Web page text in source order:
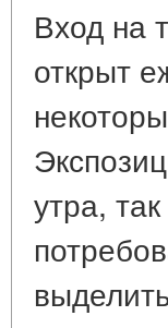
Вход на
открыт
утра,